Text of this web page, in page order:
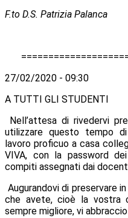
F.to D.S. Patrizia Palanca
27/02/2020 - 09:30
A TUTTI GLI STUDENTI
Nell’attesa di rivedervi
utilizzare questo tempo
lavoro proficuo a casa
VIVA, con la password
compiti assegnati dai
Augurandovi di preservare
che avete, cioè la vostra
sempre migliore, vi